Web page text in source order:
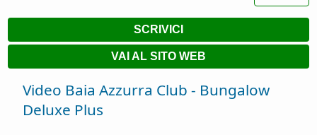
SCRIVICI
VAI AL SITO WEB
Video Baia Azzurra Club - Bungalow
Deluxe Plus